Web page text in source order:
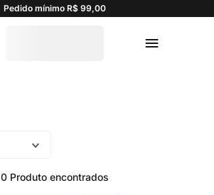
Pedido mínimo R$ 99,00
0 Produto